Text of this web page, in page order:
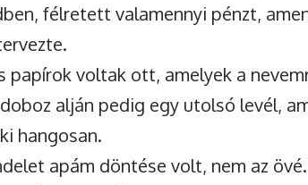
félretett valamennyi pénzt,
papírok voltak ott, amelyek a
alján pedig egy utolsó levél,
hangosan.
apám döntése volt, nem az